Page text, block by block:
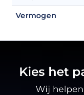
Vermogen
Kies het
Wij